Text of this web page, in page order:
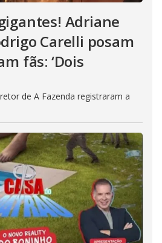
Adriane
Carelli posam
fãs: ‘Dois
de A Fazenda registraram a